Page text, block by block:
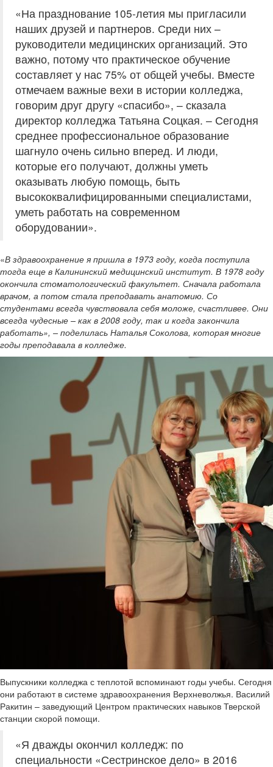
«На празднование 105-летия мы пригласили
наших друзей и партнеров. Среди них –
руководители медицинских организаций. Это
важно, потому что практическое обучение
составляет у нас 75% от общей учебы. Вместе
отмечаем важные вехи в истории колледжа,
говорим друг другу «спасибо», – сказала
директор колледжа Татьяна Соцкая. – Сегодня
среднее профессиональное образование
шагнуло очень сильно вперед. И люди,
которые его получают, должны уметь
оказывать любую помощь, быть
высококвалифицированными специалистами,
уметь работать на современном
оборудовании».
«В здравоохранение я пришла в 1973 году, когда поступила
тогда еще в Калининский медицинский институт. В 1978 году
окончила стоматологический факультет. Сначала работала
врачом, а потом стала преподавать анатомию. Со
студентами всегда чувствовала себя моложе, счастливее. Они
всегда чудесные – как в 2008 году, так и когда закончила
работать», – поделилась Наталья Соколова, которая многие
годы преподавала в колледже.
Выпускники колледжа с теплотой вспоминают годы учебы. Сегодня
они работают в системе здравоохранения Верхневолжья. Василий
Ракитин – заведующий Центром практических навыков Тверской
станции скорой помощи.
«Я дважды окончил колледж: по
специальности «Сестринское дело» в 2016